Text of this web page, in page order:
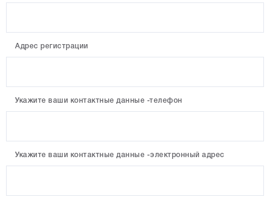
Адрес регистрации
Укажите ваши контактные данные -телефон
Укажите ваши контактные данные -электронный адрес